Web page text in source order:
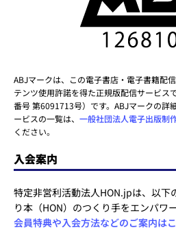
ABJマークは、この電子書店・電子書籍配
テンツ使用許諾を得た正規版配信サービス
番号 第6091713号）です。ABJマークの詳
ービスの一覧は、 一般社団法人電子出版制
ください。
入会案内
特定非営利活動法人HON.jpは、以下
り本（HON）のつくり手をエンパワ
会員特典や入会方法などのご案内は